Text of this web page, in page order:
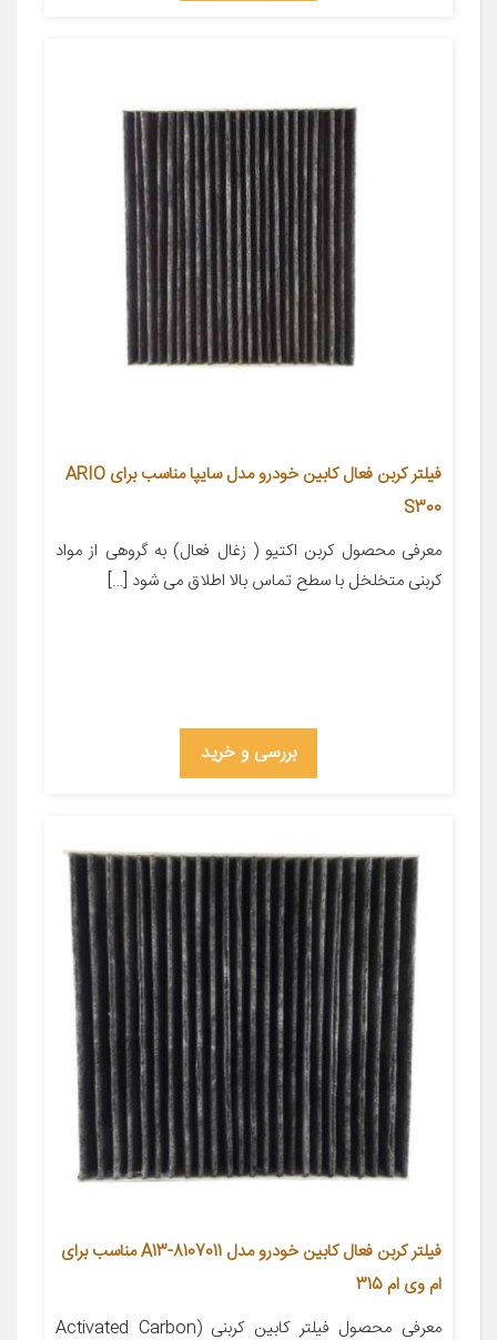
فیلتر کربن فعال کابین خودرو مدل سایپا مناسب برای ARIO
S300
معرفی محصول کربن اکتیو ( زغال فعال) به گروهی از مواد
کربنی متخلخل با سطح تماس بالا اطلاق می شود […]
بررسی و خرید
فیلتر کربن فعال کابین خودرو مدل A13-8107011 مناسب برای
ام وی ام 315
معرفی محصول فیلتر کابین کربنی (Activated Carbon